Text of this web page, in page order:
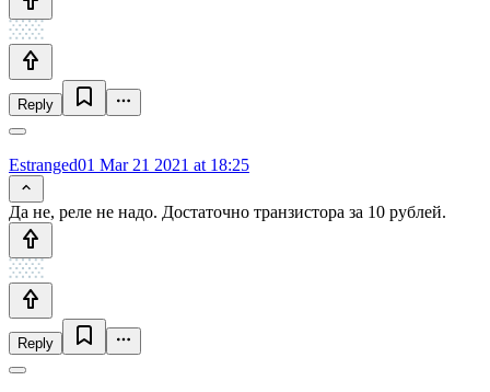
Reply
Estranged01 Mar 21 2021 at 18:25
Да не, реле не надо. Достаточно транзистора за 10 рублей.
Reply